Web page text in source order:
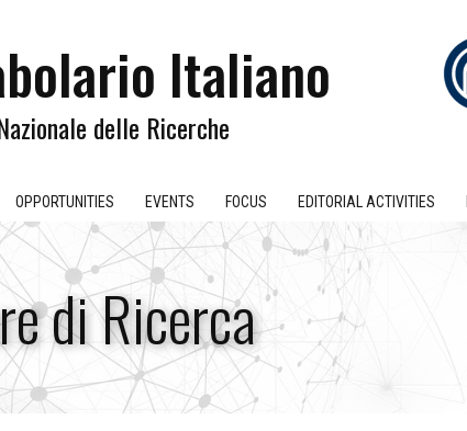
Italiano
delle Ricerche
OPPORTUNITIES EVENTS FOCUS EDITORIAL ACTIVITIES
di Ricerca